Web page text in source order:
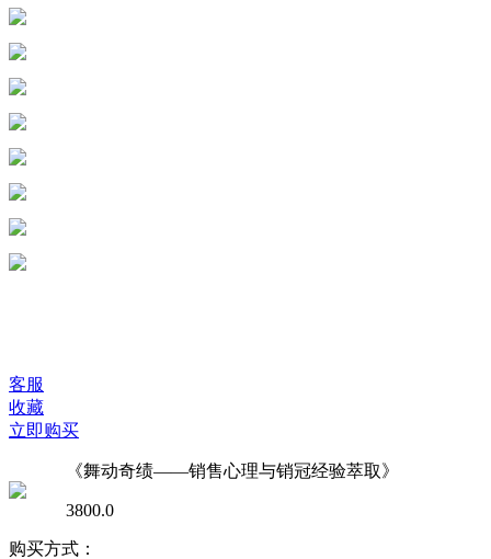
客服
收藏
立即购买
《舞动奇绩——销售心理与销冠经验萃取》
3800.0
购买方式：